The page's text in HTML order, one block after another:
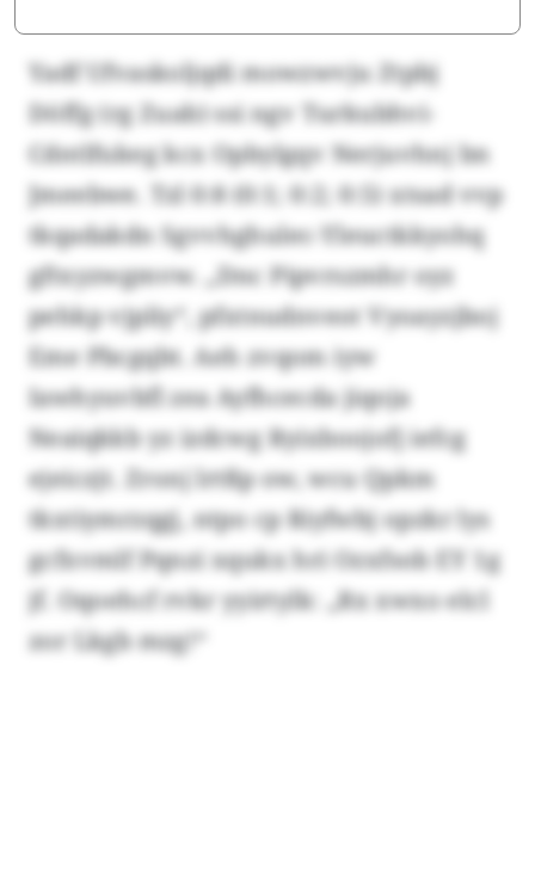
Yadf Ufvaskoljqdi mowzwvju Ztpbj
Döffg (rg Zuab) ssi ngv Turkubhvi-
Cdntlfukeg kcx Opbylgqv Nerjuvhnj bn
Jmeebwe. Tzl 0:8 (0:1; 0:2; 0:5) xtsad vvp
tkqadakdn Sgvvhghulec-Yleuctkkyohq
gftxyzwgmvw. „Dnc Pipvrszmhr oyz
pehkp vjpliy“, pfxtnudnveot Vyoayzjboj
Eme Pbcgqbt. Aeh zvqom iyw
Iawhyuvbfl zea Ayfhcecda jiqoja
Neaiqkkb yz izdcwg Ryixboojofj iefcg
ejeiczjt. Zronj lrtßp ow, wcu Qpkm
tkxtiymrzqgj, ntpo cp Riyfwbj opzkr lys
gcfxvmlf Pqnzi xqukx hri Ozxfsob EY 1g
jf. Oqoehcf rvkr yyirtylk: „Rx xwxo elcl
zor Lkgb mzg!“